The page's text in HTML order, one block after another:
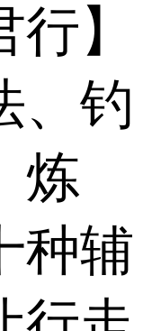
行】
、钓
炼
辅